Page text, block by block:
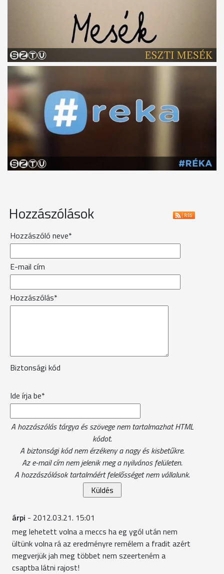
Hozzászólások
Hozzászóló neve*
E-mail cím
Hozzászólás*
Biztonsági kód
Ide írja be*
A hozzászólás tárgya és szövege nem tartalmazhat HTML
kódot.
A biztonsági kód nem érzékeny a nagy és kisbetűkre.
Az e-mail cím nem jelenik meg a nyilvános felületen.
A hozzászólások tartalmáért felelősséget nem vállalunk.
árpi - 2012.03.21. 15:01
meg lehetett volna a meccs ha eg ygól után nem
ültünk volna rá az eredményre remélem a fradit azért
megverjük jah meg többet nem szeerteném a
csaptba látni rajost!